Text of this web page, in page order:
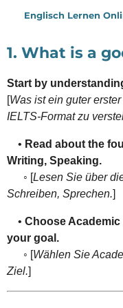
Zum
springen
Englisch Lernen
1. What is a
Start by
[Was ist ein guter
IELTS-Format zu
• Read about the
Writing, Speaking.
◦ [Lesen Sie über
Schreiben, Sprechen.]
• Choose
your goal.
◦ [Wählen Sie
Ziel.]